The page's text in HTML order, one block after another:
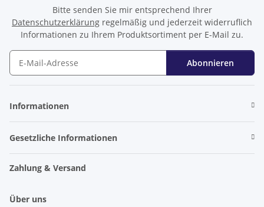
Bitte senden Sie mir entsprechend Ihrer
Datenschutzerklärung regelmäßig und jederzeit widerruflich
Informationen zu Ihrem Produktsortiment per E-Mail zu.
Abonnieren
Informationen
Gesetzliche Informationen
Zahlung & Versand
Über uns